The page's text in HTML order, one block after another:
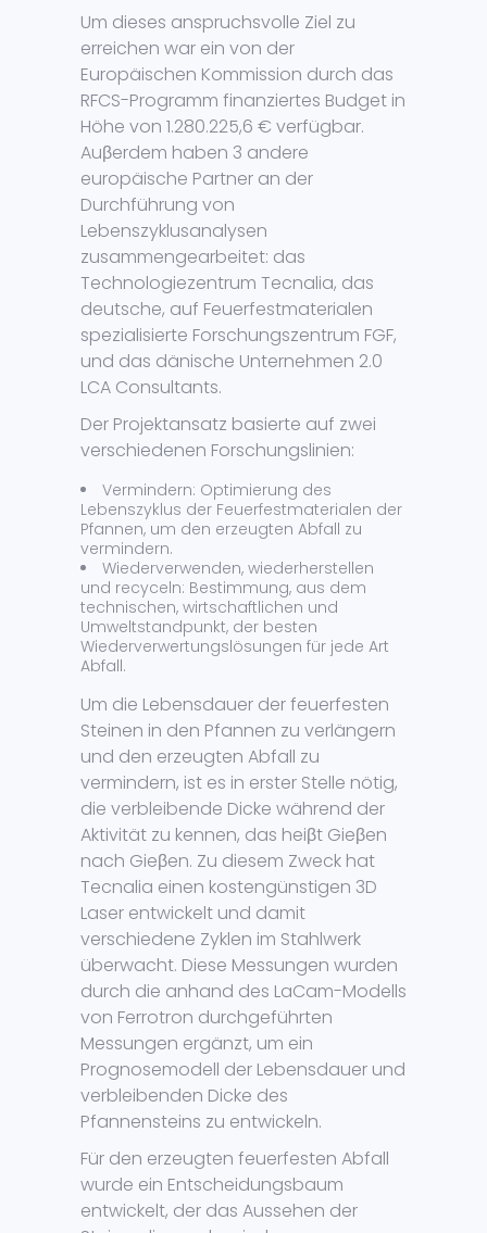
Um dieses anspruchsvolle Ziel zu
erreichen war ein von der
Europäischen Kommission durch das
RFCS-Programm finanziertes Budget in
Höhe von 1.280.225,6 € verfügbar.
Auβerdem haben 3 andere
europäische Partner an der
Durchführung von
Lebenszyklusanalysen
zusammengearbeitet: das
Technologiezentrum Tecnalia, das
deutsche, auf Feuerfestmaterialen
spezialisierte Forschungszentrum FGF,
und das dänische Unternehmen 2.0
LCA Consultants.
Der Projektansatz basierte auf zwei
verschiedenen Forschungslinien:
Vermindern: Optimierung des
Lebenszyklus der Feuerfestmaterialen der
Pfannen, um den erzeugten Abfall zu
vermindern.
Wiederverwenden, wiederherstellen
und recyceln: Bestimmung, aus dem
technischen, wirtschaftlichen und
Umweltstandpunkt, der besten
Wiederverwertungslösungen für jede Art
Abfall.
Um die Lebensdauer der feuerfesten
Steinen in den Pfannen zu verlängern
und den erzeugten Abfall zu
vermindern, ist es in erster Stelle nötig,
die verbleibende Dicke während der
Aktivität zu kennen, das heiβt Gieβen
nach Gieβen. Zu diesem Zweck hat
Tecnalia einen kostengünstigen 3D
Laser entwickelt und damit
verschiedene Zyklen im Stahlwerk
überwacht. Diese Messungen wurden
durch die anhand des LaCam-Modells
von Ferrotron durchgeführten
Messungen ergänzt, um ein
Prognosemodell der Lebensdauer und
verbleibenden Dicke des
Pfannensteins zu entwickeln.
Für den erzeugten feuerfesten Abfall
wurde ein Entscheidungsbaum
entwickelt, der das Aussehen der